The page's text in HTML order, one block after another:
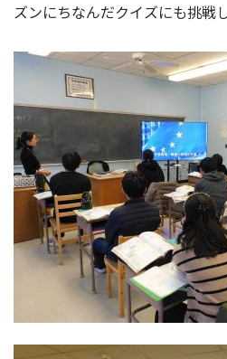
ズンにちなんだクイズにも挑戦